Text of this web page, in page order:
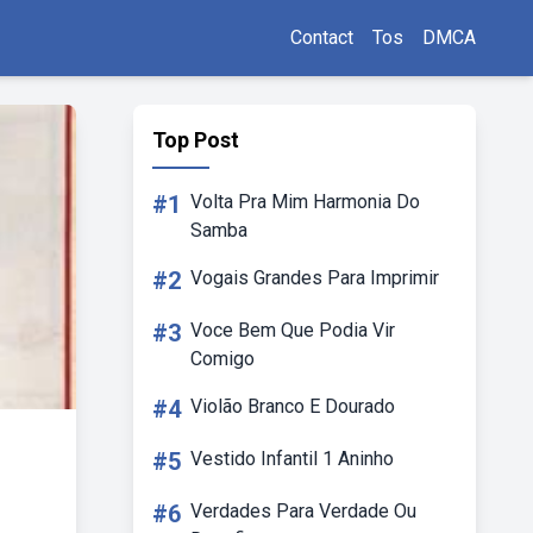
Contact Tos DMCA
Top Post
#1 Volta Pra Mim Harmonia Do
Samba
#2 Vogais Grandes Para Imprimir
#3 Voce Bem Que Podia Vir
Comigo
#4 Violão Branco E Dourado
#5 Vestido Infantil 1 Aninho
#6 Verdades Para Verdade Ou